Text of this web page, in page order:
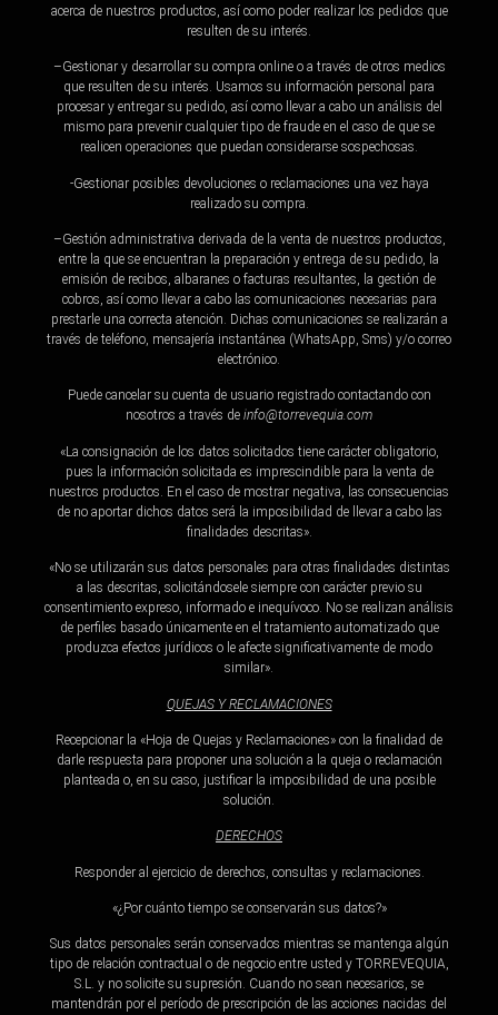
acerca de nuestros productos, así como poder realizar los pedidos que
resulten de su interés.
–Gestionar y desarrollar su compra online o a través de otros medios
que resulten de su interés. Usamos su información personal para
procesar y entregar su pedido, así como llevar a cabo un análisis del
mismo para prevenir cualquier tipo de fraude en el caso de que se
realicen operaciones que puedan considerarse sospechosas.
-Gestionar posibles devoluciones o reclamaciones una vez haya
realizado su compra.
–Gestión administrativa derivada de la venta de nuestros productos,
entre la que se encuentran la preparación y entrega de su pedido, la
emisión de recibos, albaranes o facturas resultantes, la gestión de
cobros, así como llevar a cabo las comunicaciones necesarias para
prestarle una correcta atención. Dichas comunicaciones se realizarán a
través de teléfono, mensajería instantánea (WhatsApp, Sms) y/o correo
electrónico.
Puede cancelar su cuenta de usuario registrado contactando con
nosotros a través de info@torrevequia.com
«La consignación de los datos solicitados tiene carácter obligatorio,
pues la información solicitada es imprescindible para la venta de
nuestros productos. En el caso de mostrar negativa, las consecuencias
de no aportar dichos datos será la imposibilidad de llevar a cabo las
finalidades descritas».
«No se utilizarán sus datos personales para otras finalidades distintas
a las descritas, solicitándosele siempre con carácter previo su
consentimiento expreso, informado e inequívoco. No se realizan análisis
de perfiles basado únicamente en el tratamiento automatizado que
produzca efectos jurídicos o le afecte significativamente de modo
similar».
QUEJAS Y RECLAMACIONES
Recepcionar la «Hoja de Quejas y Reclamaciones» con la finalidad de
darle respuesta para proponer una solución a la queja o reclamación
planteada o, en su caso, justificar la imposibilidad de una posible
solución.
DERECHOS
Responder al ejercicio de derechos, consultas y reclamaciones.
«¿Por cuánto tiempo se conservarán sus datos?»
Sus datos personales serán conservados mientras se mantenga algún
tipo de relación contractual o de negocio entre usted y TORREVEQUIA,
S.L. y no solicite su supresión. Cuando no sean necesarios, se
mantendrán por el período de prescripción de las acciones nacidas del